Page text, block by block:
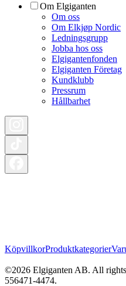
Om Elgiganten
Om oss
Om Elkjøp Nordic
Ledningsgrupp
Jobba hos oss
Elgigantenfonden
Elgiganten Företag
Kundklubb
Pressrum
Hållbarhet
KöpvillkorProduktkategorier
©2026 Elgiganten AB. All
556471-4474.